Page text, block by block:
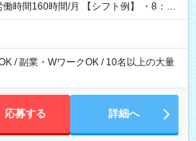
/月 【シフト例】 ・8：00
/ 副業・WワークOK / 10名以上の大量
応募する 詳細へ